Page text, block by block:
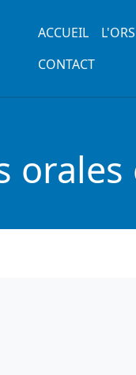
Main
ACCUEIL
CONTACT
orales